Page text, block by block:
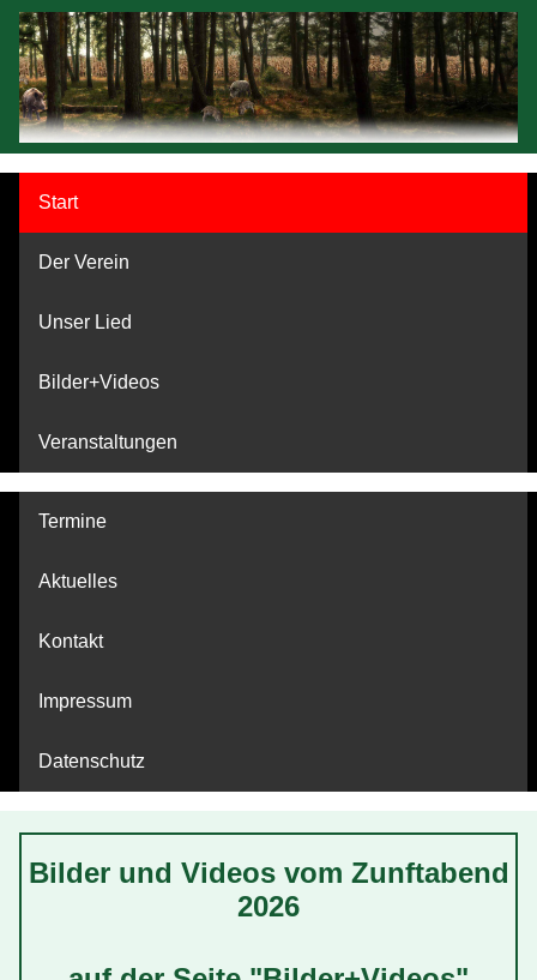
Start
Der Verein
Unser Lied
Bilder+Videos
Veranstaltungen
Termine
Aktuelles
Kontakt
Impressum
Datenschutz
Bilder und Videos vom Zunftabend
2026